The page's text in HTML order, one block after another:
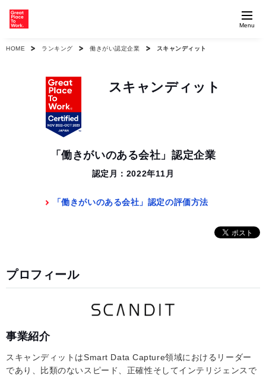
Menu
HOME ランキング 働きがい認定企業 スキャンディット
スキャンディット
「働きがいのある会社」認定企業
認定月：2022年11月
「働きがいのある会社」認定の評価方法
プロフィール
事業紹介
スキャンディットはSmart Data Capture領域におけるリーダー
であり、比類のないスピード、正確性そしてインテリジェンスで